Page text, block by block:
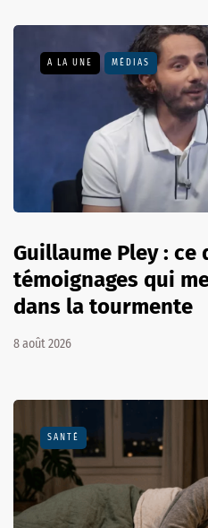
A LA UNE MÉDIAS
Guillaume Pley : ce
témoignages qui
dans la tourmente
8 août 2026
SANTÉ